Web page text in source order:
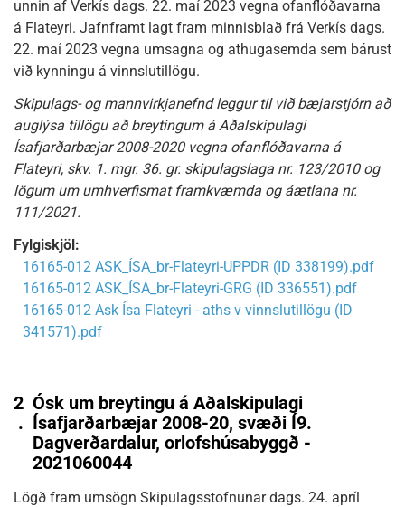
unnin af Verkís dags. 22. maí 2023 vegna ofanflóðavarna
á Flateyri. Jafnframt lagt fram minnisblað frá Verkís dags.
22. maí 2023 vegna umsagna og athugasemda sem bárust
við kynningu á vinnslutillögu.
Skipulags- og mannvirkjanefnd leggur til við bæjarstjórn að
auglýsa tillögu að breytingum á Aðalskipulagi
Ísafjarðarbæjar 2008-2020 vegna ofanflóðavarna á
Flateyri, skv. 1. mgr. 36. gr. skipulagslaga nr. 123/2010 og
lögum um umhverfismat framkvæmda og áætlana nr.
111/2021.
Fylgiskjöl:
16165-012 ASK_ÍSA_br-Flateyri-UPPDR (ID 338199).pdf
16165-012 ASK_ÍSA_br-Flateyri-GRG (ID 336551).pdf
16165-012 Ask Ísa Flateyri - aths v vinnslutillögu (ID
341571).pdf
2
.
Ósk um breytingu á Aðalskipulagi
Ísafjarðarbæjar 2008-20, svæði Í9.
Dagverðardalur, orlofshúsabyggð -
2021060044
Lögð fram umsögn Skipulagsstofnunar dags. 24. apríl